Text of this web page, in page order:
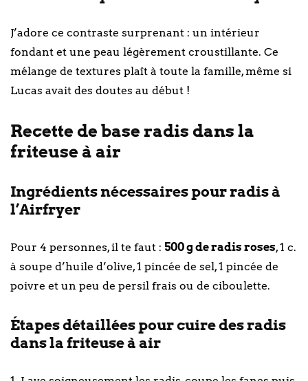
J’adore ce contraste surprenant : un intérieur
fondant et une peau légèrement croustillante. Ce
mélange de textures plaît à toute la famille, même si
Lucas avait des doutes au début !
Recette de base radis dans la
friteuse à air
Ingrédients nécessaires pour radis à
l’Airfryer
Pour 4 personnes, il te faut : 500 g de radis roses, 1 c.
à soupe d’huile d’olive, 1 pincée de sel, 1 pincée de
poivre et un peu de persil frais ou de ciboulette.
Étapes détaillées pour cuire des radis
dans la friteuse à air